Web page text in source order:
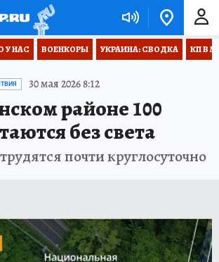
У НАС ВОЕНКОРЫ УКРАИНА: СВОДКА КП В
30 мая 2026 8:12
районе 100
без света
почти круглосуточно